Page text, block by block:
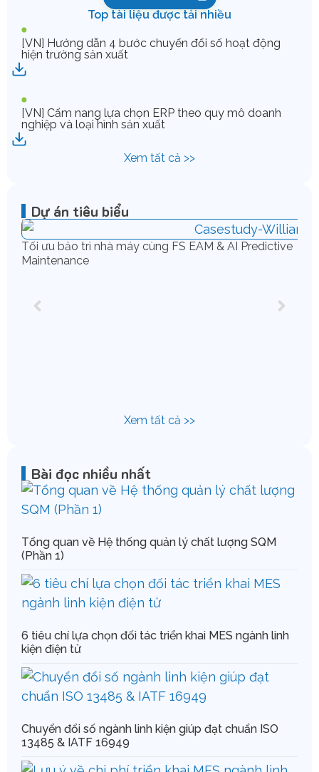
Top tài liệu được tải nhiều
[VN] Hướng dẫn 4 bước chuyển đổi số hoạt động
hiện trường sản xuất
[VN] Cẩm nang lựa chọn ERP theo quy mô doanh
nghiệp và loại hình sản xuất
Xem tất cả >>
Dự án tiêu biểu
Tối ưu bảo trì nhà máy cùng FS EAM & AI Predictive
Maintenance
Xem tất cả >>
Bài đọc nhiều nhất
Tổng quan về Hệ thống quản lý chất lượng SQM
(Phần 1)
6 tiêu chí lựa chọn đối tác triển khai MES ngành linh
kiện điện tử
Chuyển đổi số ngành linh kiện giúp đạt chuẩn ISO
13485 & IATF 16949